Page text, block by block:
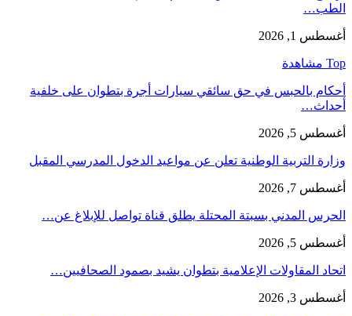
الطب…
أغسطس 1, 2026
Top مشاهدة
أحكام بالحبس في حق سائقي سيارات أجرة بتطوان على خلفية
أحداث…
أغسطس 5, 2026
وزارة التربية الوطنية تعلن عن مواعيد الدخول المدرسي المقبل
أغسطس 7, 2026
الحرس المدني بسبتة المحتلة يطلق قناة تواصل للإبلاغ عن…
أغسطس 5, 2026
اتحاد المقاولات الإعلامية بتطوان يشيد بصمود الصحافيين…
أغسطس 3, 2026